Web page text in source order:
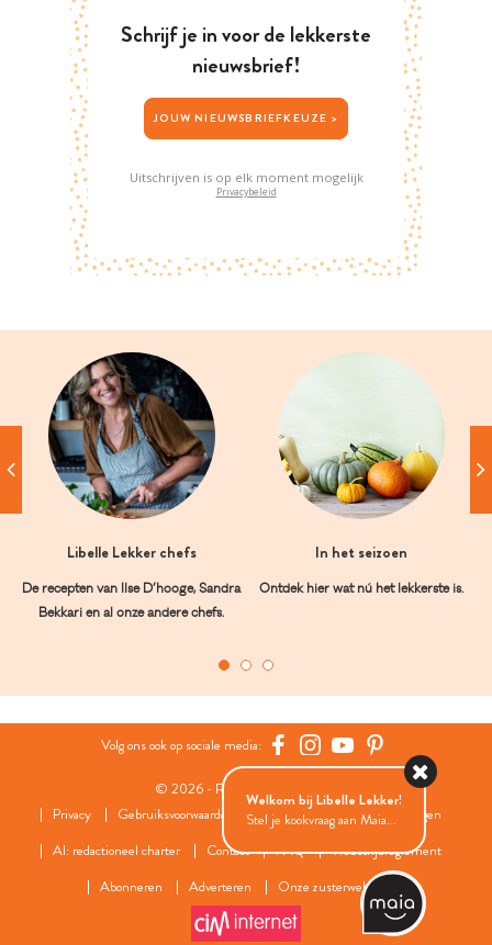
Schrijf je in voor de lekkerste
nieuwsbrief!
JOUW NIEUWSBRIEFKEUZE >
Uitschrijven is op elk moment mogelijk
Privacybeleid
Libelle Lekker chefs
De recepten van Ilse D’hooge, Sandra
Bekkari en al onze andere chefs.
In het seizoen
Ontdek hier wat nú het lekkerste is.
Volg ons ook op sociale media:
© 2026 - Roularta Media Group
Privacy
Gebruiksvoorwaarden Cookies
Cookies instellingen
AI: redactioneel charter
Contact FAQ
Wedstrijdreglement
Abonneren
Adverteren Onze zusterwebsites
Welkom bij Libelle Lekker!
Stel je kookvraag aan Maia...